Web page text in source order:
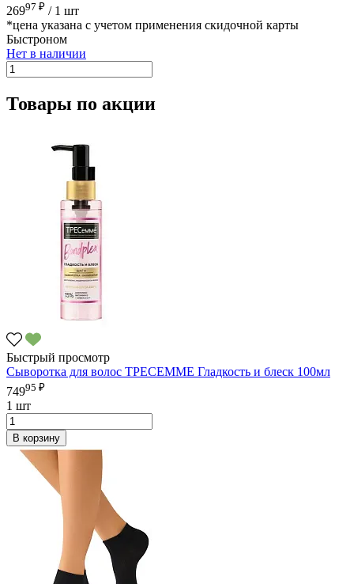
26997 ₽ / 1 шт
*цена указана с учетом применения скидочной карты
Быстроном
Нет в наличии
Товары по акции
Быстрый просмотр
Сыворотка для волос ТРЕСЕММЕ Гладкость и блеск 100мл
74995 ₽
1 шт
В корзину